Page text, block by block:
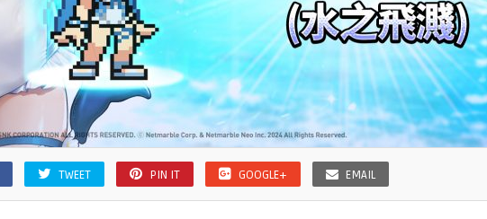
TWEET PIN IT GOOGLE+ EMAIL